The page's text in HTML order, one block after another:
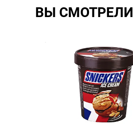
ВЫ СМОТРЕЛИ